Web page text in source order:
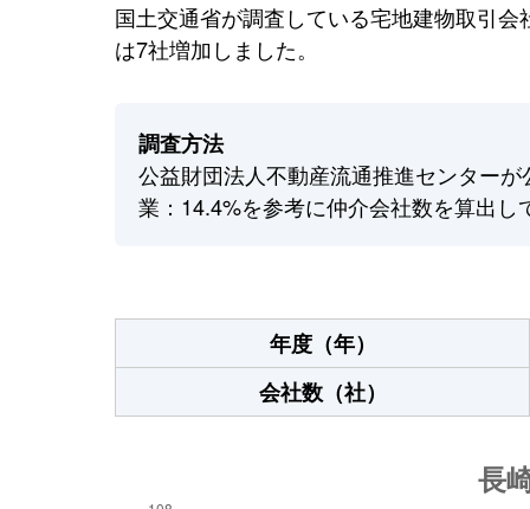
国土交通省が調査している宅地建物取引
は7社増加しました。
調査方法
公益財団法人不動産流通推進センター
業：14.4%を参考に仲介会社数を算出し
年度（年）
会社数（社）